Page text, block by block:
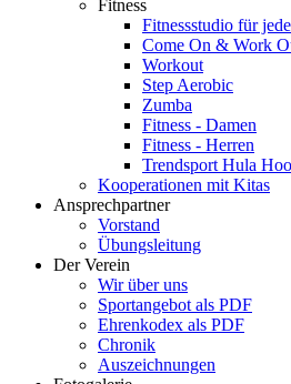
Fitness
Fitnessstudio für
Come On & Work
Workout
Step Aerobic
Zumba
Fitness - Damen
Fitness - Herren
Trendsport Hula
Kooperationen mit Kitas
Ansprechpartner
Vorstand
Übungsleitung
Der Verein
Wir über uns
Sportangebot als PDF
Ehrenkodex als PDF
Chronik
Auszeichnungen